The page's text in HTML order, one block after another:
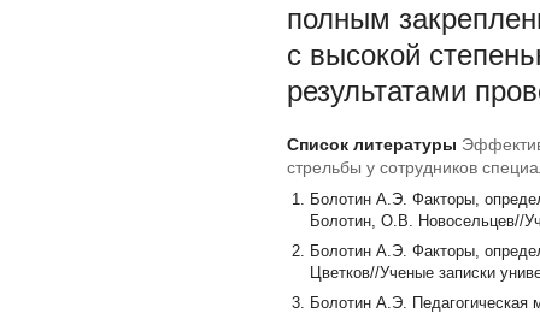
полным
с высокой
результатами
Список литературы
стрельбы у сотрудников
Болотин А.Э. Факторы,
Болотин, О.В. Новосельцев//
Болотин А.Э. Факторы,
Цветков//Ученые записки
Болотин А.Э. Педагогическая